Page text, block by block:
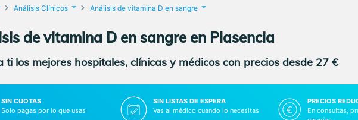
Análisis Clínicos Análisis de vitamina D en sangre
de vitamina D en sangre en Plasencia
ti los mejores hospitales, clínicas y médicos con precios desde 27 €
SIN CUOTAS
Solo pagas por lo que usas
SIN LISTAS DE ESPERA
Vas al médico cuando lo necesitas
PRECIOS
En consultas,